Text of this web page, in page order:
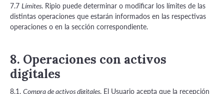
7.7 Límites. Ripio puede determinar o modificar los límites de las
distintas operaciones que estarán informados en las respectivas
operaciones o en la sección correspondiente.
8. Operaciones con activos
digitales
8.1. Compra de activos digitales. El Usuario acepta que la recepción